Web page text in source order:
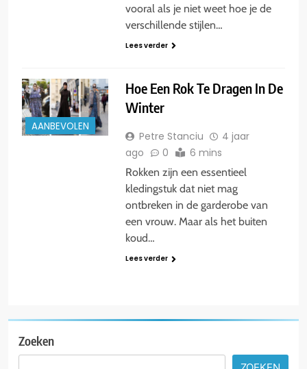
vooral als je niet weet hoe je de
verschillende stijlen…
Lees verder
AANBEVOLEN
Hoe Een Rok Te Dragen In De
Winter
Petre Stanciu
4 jaar
ago
0 6 mins
Rokken zijn een essentieel
kledingstuk dat niet mag
ontbreken in de garderobe van
een vrouw. Maar als het buiten
koud…
Lees verder
Zoeken